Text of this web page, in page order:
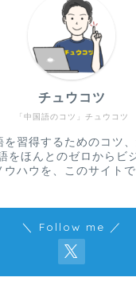
「中国語のコツ」チュウコツ
チュウコツ
を習得するためのコツ
をほんとのゼロからビ
ウハウを、このサイト
＼ Follow me ／